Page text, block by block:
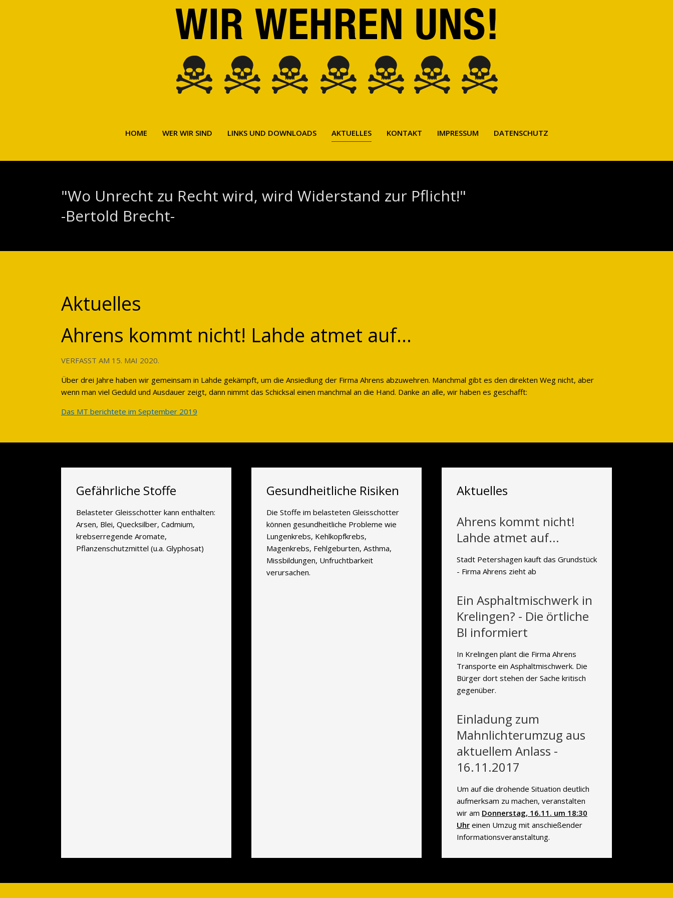
HOME WER WIR SIND LINKS UND DOWNLOADS AKTUELLES KONTAKT IMPRESSUM DATENSCHUTZ
"Wo Unrecht zu Recht wird, wird Widerstand zur Pflicht!"
-Bertold Brecht-
Aktuelles
Ahrens kommt nicht! Lahde atmet auf...
VERFASST AM 15. MAI 2020.
Über drei Jahre haben wir gemeinsam in Lahde gekämpft, um die Ansiedlung der Firma Ahrens abzuwehren. Manchmal gibt es den direkten Weg nicht, aber
wenn man viel Geduld und Ausdauer zeigt, dann nimmt das Schicksal einen manchmal an die Hand. Danke an alle, wir haben es geschafft:
Das MT berichtete im September 2019
Gefährliche Stoffe
Belasteter Gleisschotter kann enthalten:
Arsen, Blei, Quecksilber, Cadmium,
krebserregende Aromate,
Pflanzenschutzmittel (u.a. Glyphosat)
Gesundheitliche Risiken
Die Stoffe im belasteten Gleisschotter
können gesundheitliche Probleme wie
Lungenkrebs, Kehlkopfkrebs,
Magenkrebs, Fehlgeburten, Asthma,
Missbildungen, Unfruchtbarkeit
verursachen.
Aktuelles
Ahrens kommt nicht!
Lahde atmet auf...
Stadt Petershagen kauft das Grundstück
- Firma Ahrens zieht ab
Ein Asphaltmischwerk in
Krelingen? - Die örtliche
BI informiert
In Krelingen plant die Firma Ahrens
Transporte ein Asphaltmischwerk. Die
Bürger dort stehen der Sache kritisch
gegenüber.
Einladung zum
Mahnlichterumzug aus
aktuellem Anlass -
16.11.2017
Um auf die drohende Situation deutlich
aufmerksam zu machen, veranstalten
wir am Donnerstag, 16.11. um 18:30
Uhreinen Umzug mit anschießender
Informationsveranstaltung.